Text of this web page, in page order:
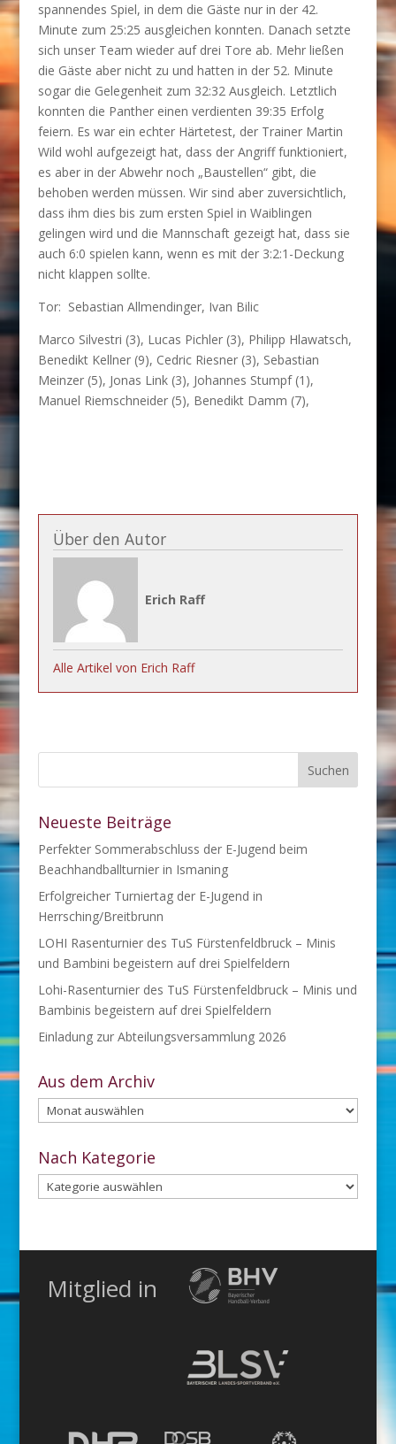
spannendes Spiel, in dem die Gäste nur in der 42.
Minute zum 25:25 ausgleichen konnten. Danach setzte
sich unser Team wieder auf drei Tore ab. Mehr ließen
die Gäste aber nicht zu und hatten in der 52. Minute
sogar die Gelegenheit zum 32:32 Ausgleich. Letztlich
konnten die Panther einen verdienten 39:35 Erfolg
feiern. Es war ein echter Härtetest, der Trainer Martin
Wild wohl aufgezeigt hat, dass der Angriff funktioniert,
es aber in der Abwehr noch „Baustellen“ gibt, die
behoben werden müssen. Wir sind aber zuversichtlich,
dass ihm dies bis zum ersten Spiel in Waiblingen
gelingen wird und die Mannschaft gezeigt hat, dass sie
auch 6:0 spielen kann, wenn es mit der 3:2:1-Deckung
nicht klappen sollte.
Tor: Sebastian Allmendinger, Ivan Bilic
Marco Silvestri (3), Lucas Pichler (3), Philipp Hlawatsch,
Benedikt Kellner (9), Cedric Riesner (3), Sebastian
Meinzer (5), Jonas Link (3), Johannes Stumpf (1),
Manuel Riemschneider (5), Benedikt Damm (7),
Über den Autor
Erich Raff
Alle Artikel von Erich Raff
Neueste Beiträge
Perfekter Sommerabschluss der E-Jugend beim
Beachhandballturnier in Ismaning
Erfolgreicher Turniertag der E-Jugend in
Herrsching/Breitbrunn
LOHI Rasenturnier des TuS Fürstenfeldbruck – Minis
und Bambini begeistern auf drei Spielfeldern
Lohi-Rasenturnier des TuS Fürstenfeldbruck – Minis und
Bambinis begeistern auf drei Spielfeldern
Einladung zur Abteilungsversammlung 2026
Aus dem Archiv
Aus
dem
Archiv
Nach Kategorie
Nach
Kategorie
Mitglied in